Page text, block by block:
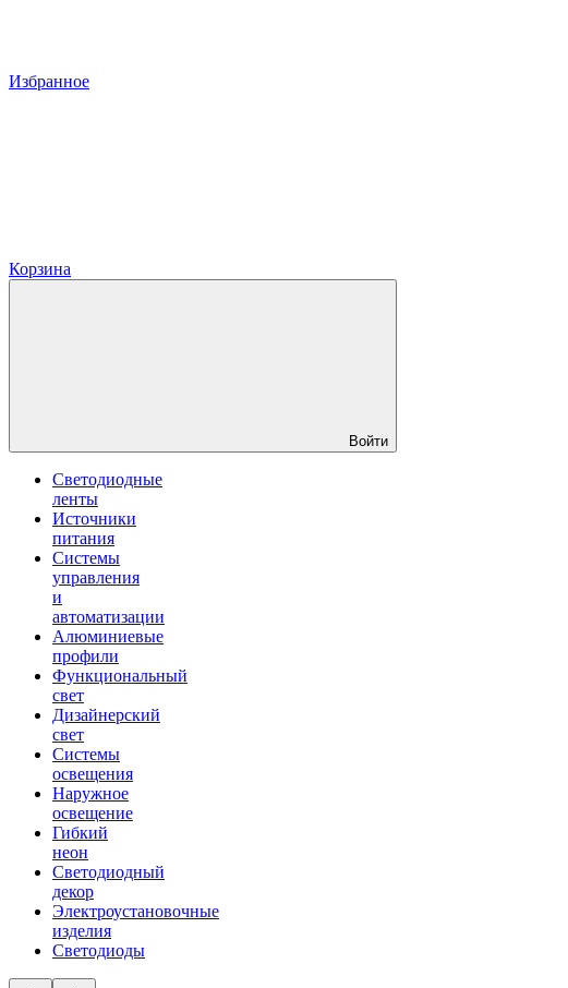
Избранное
Корзина
Войти
Светодиодные
ленты
Источники
питания
Системы
управления
и
автоматизации
Алюминиевые
профили
Функциональный
свет
Дизайнерский
свет
Системы
освещения
Наружное
освещение
Гибкий
неон
Светодиодный
декор
Электроустановочные
изделия
Светодиоды